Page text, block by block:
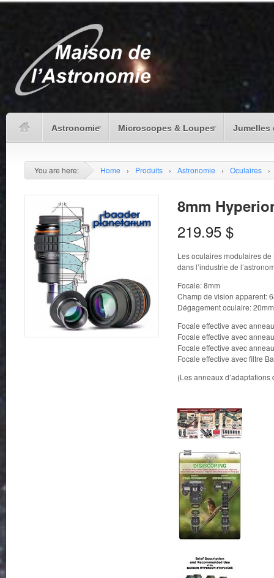
Astronomie Microscopes & Loupes Jumelles
You are here: Home › Produits › Astronomie › Oculaires ›
8mm
219.95 $
Les oculaires modulaires
dans l’industrie de
Focale: 8mm
Champ de vision apparent:
Dégagement oculaire: 20mm
Focale effective avec
Focale effective avec
Focale effective avec
Focale effective avec filtre
(Les anneaux